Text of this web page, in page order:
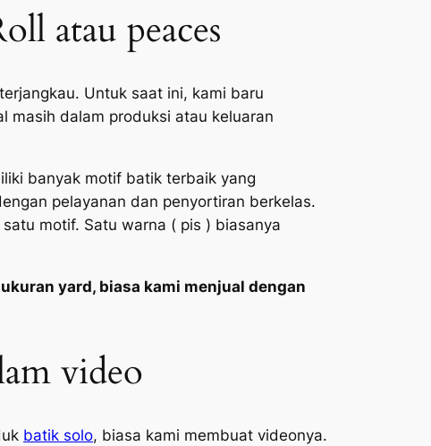
atau peaces
Untuk saat ini, kami baru
masih dalam produksi atau keluaran
banyak motif batik terbaik yang
pelayanan dan penyortiran berkelas.
motif. Satu warna ( pis ) biasanya
yard, biasa kami menjual dengan
video
batik solo, biasa kami membuat videonya.